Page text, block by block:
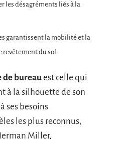
les désagréments liés à la
garantissent la mobilité et la
du sol.
de bureauest celle qui
à la silhouette de son
ses besoins
les plus reconnus,
Miller,